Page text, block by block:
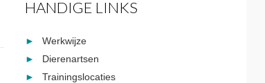
HANDIGE LINKS
Werkwijze
Dierenartsen
Trainingslocaties